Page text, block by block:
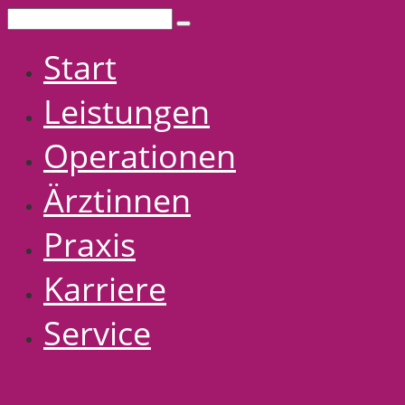
Start
Leistungen
Operationen
Ärztinnen
Praxis
Karriere
Service